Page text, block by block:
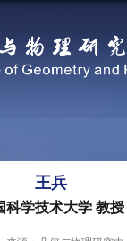
王兵
科学技术大学 教授